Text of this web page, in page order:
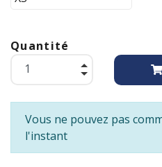
Quantité
Vous ne pouvez pas
l'instant